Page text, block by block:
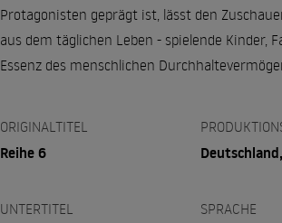
Protagonisten geprägt ist, lässt den
aus dem täglichen Leben - spielende
Essenz des menschlichen
ORIGINALTITEL
Reihe 6
UNTERTITEL SPRACHE